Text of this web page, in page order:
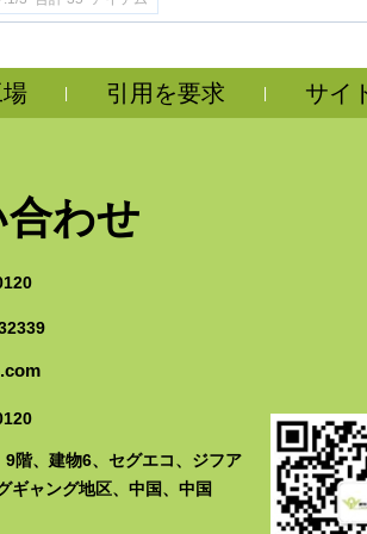
引用を要求 サイ
わせ
9階、建物6、セグエコ、ジフア
ギャング地区、中国、中国